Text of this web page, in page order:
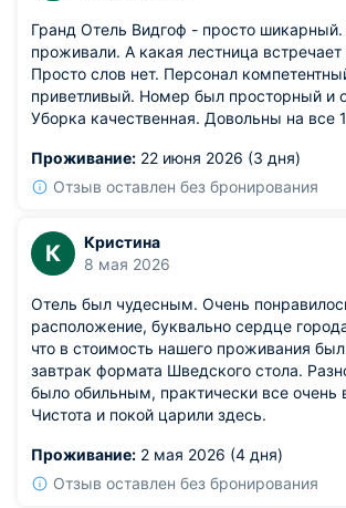
Гранд Отель Видгоф - просто
проживали. А какая лестница встречает
Просто слов нет. Персонал
приветливый. Номер был просторный и
Уборка качественная. Довольны на все
Проживание: 22 июня 2026 (3 дня)
Отзыв оставлен без бронирования
К
Кристина
8 мая 2026
Отель был чудесным. Очень
расположение, буквально сердце
что в стоимость нашего проживания
завтрак формата Шведского стола.
было обильным, практически все очень
Чистота и покой царили здесь.
Проживание: 2 мая 2026 (4 дня)
Отзыв оставлен без бронирования